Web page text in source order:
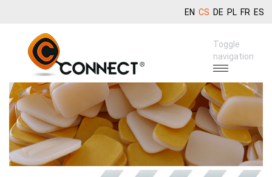
EN CS DE PL FR ES
Toggle
navigation